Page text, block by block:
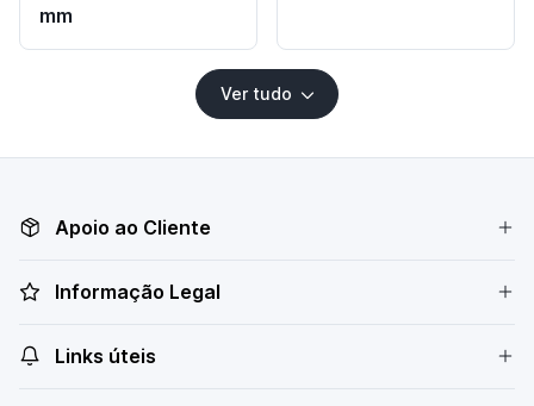
mm
Ver tudo
Apoio ao Cliente
Informação Legal
Links úteis